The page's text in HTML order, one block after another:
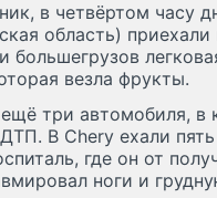
в четвёртом часу
область)
большегрузов
везла фрукты.
три автомобиля, в
В Chery ехали
где он от
ноги и